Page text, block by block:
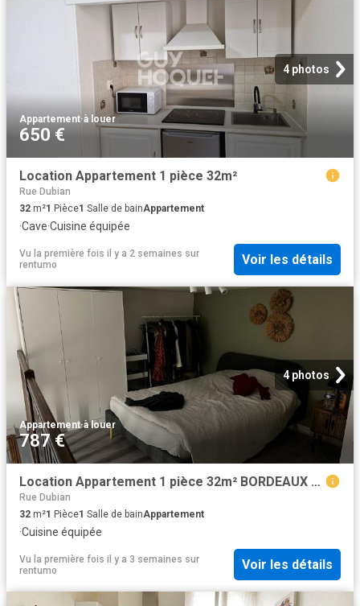
4 photos
Appartement·à louer
650 €
Location Appartement 1 pièce 32m²
Rue Dubian
32 m²1 Pièce1 Salle de bainAppartement
·Cave·Cuisine équipée
Vu la première fois il y a 2 semaines sur
rentumo
Voir les détails
4 photos
Appartement·à louer
787 €
Location Appartement 1 pièce 32m² BORDEAUX 33000
Rue Dubian
32 m²1 Pièce1 Salle de bainAppartement
·Cuisine équipée
Vu la première fois il y a 3 semaines sur
rentumo
Voir les détails